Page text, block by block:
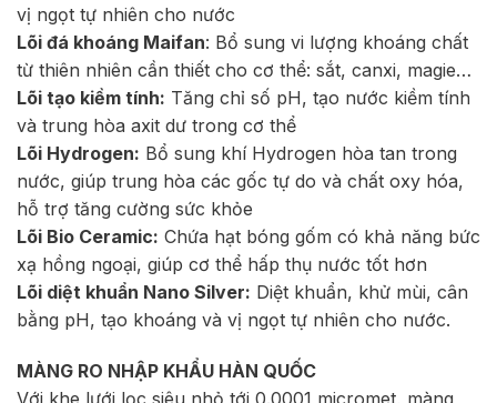
vị ngọt tự nhiên cho nước
Lõi đá khoáng Maifan: Bổ sung vi lượng khoáng chất
từ thiên nhiên cần thiết cho cơ thể: sắt, canxi, magie…
Lõi tạo kiềm tính: Tăng chỉ số pH, tạo nước kiềm tính
và trung hòa axit dư trong cơ thể
Lõi Hydrogen: Bổ sung khí Hydrogen hòa tan trong
nước, giúp trung hòa các gốc tự do và chất oxy hóa,
hỗ trợ tăng cường sức khỏe
Lõi Bio Ceramic: Chứa hạt bóng gốm có khả năng bức
xạ hồng ngoại, giúp cơ thể hấp thụ nước tốt hơn
Lõi diệt khuẩn Nano Silver: Diệt khuẩn, khử mùi, cân
bằng pH, tạo khoáng và vị ngọt tự nhiên cho nước.
MÀNG RO NHẬP KHẨU HÀN QUỐC